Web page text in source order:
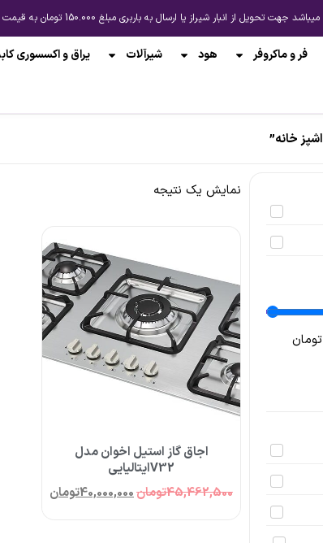
شیراز یا ارسال به باربری مبلغ 150.000 تومان به قیمت ها افزوده میگردد
فر و ماکروفر هود شیرآلات یراق و اکسسوری
خانه”
تومان
نمایش یک نتیجه
اجاق گاز استیل اخوان مدل
V32ایتالیایی
45,462,500تومان40,000,000تومان